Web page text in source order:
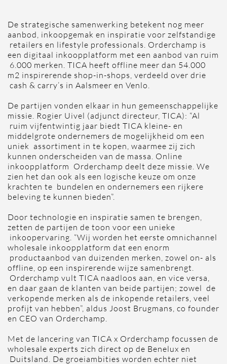
De strategische samenwerking betekent nog meer
aanbod, inkoopgemak en inspiratie voor zelfstandige
retailers en lifestyle professionals. Orderchamp is
een digitaal inkoopplatform met een aanbod van ruim
6.000 merken. TICA heeft offline meer dan 54.000
m2 inspirerende shop-in-shops, verdeeld over drie
cash & carry’s in Aalsmeer en Venlo.
De partijen vonden elkaar in hun gemeenschappelijke
missie. Rogier Uivel (adjunct directeur, TICA): “Al
ruim vijfentwintig jaar biedt TICA kleine- en
middelgrote ondernemers de mogelijkheid om een
uniek assortiment in te kopen, waarmee zij zich
kunnen onderscheiden van de massa. Online
inkoopplatform Orderchamp deelt deze missie. We
zien het dan ook als een logische keuze om onze
krachten te bundelen en ondernemers een rijkere
beleving te kunnen bieden”.
Door technologie en inspiratie samen te brengen,
zetten de partijen de toon voor een unieke
inkoopervaring. “Wij worden het eerste omnichannel
wholesale inkoopplatform dat een enorm
productaanbod van duizenden merken, zowel on- als
offline, op een inspirerende wijze samenbrengt.
Orderchamp vult TICA naadloos aan, en vice versa,
en daar gaan de klanten van beide partijen; zowel de
verkopende merken als de inkopende retailers, veel
profijt van hebben”, aldus Joost Brugmans, co founder
en CEO van Orderchamp.
Met de lancering van TICA x Orderchamp focussen de
wholesale experts zich direct op de Benelux en
Duitsland. De groeiambities worden echter niet